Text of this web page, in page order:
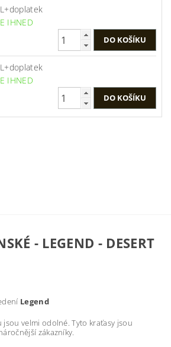
IHNED
IHNED
- LEGEND - DESERT
Legend
jsou velmi odolné. Tyto kraťasy jsou
zákazníky.